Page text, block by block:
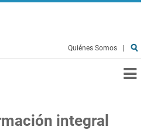
Quiénes Somos
integral